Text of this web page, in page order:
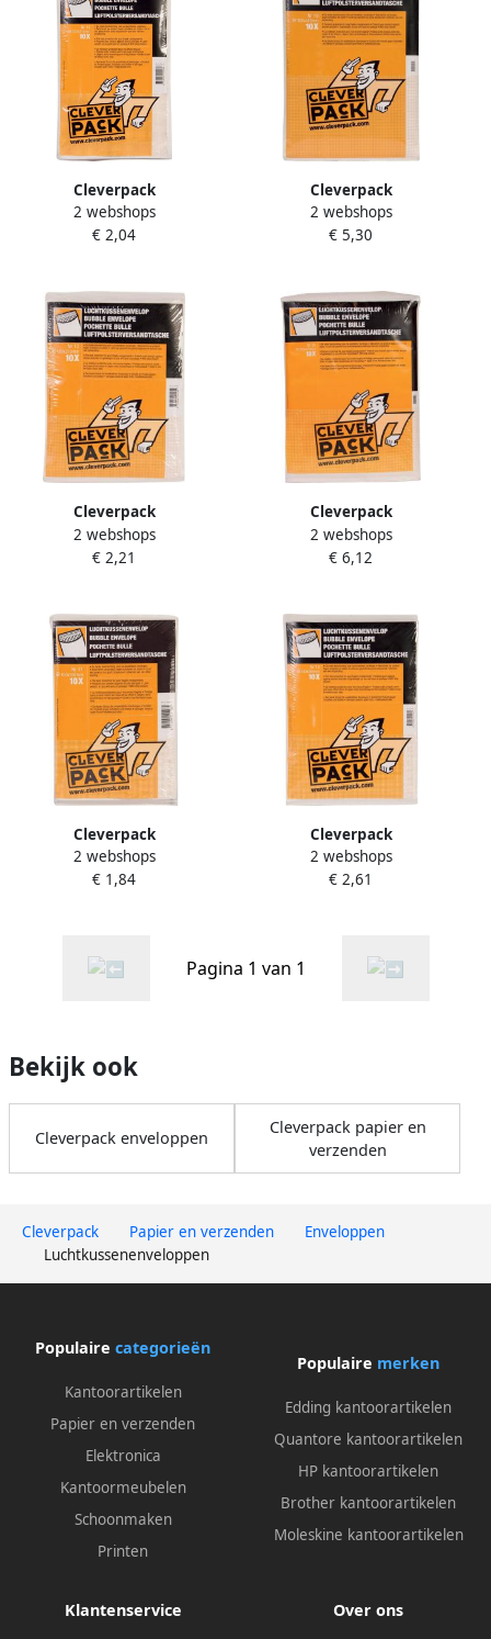
Cleverpack Papier en verzenden
Enveloppen
Luchtkussenenveloppen
Cleverpack
luchtkussenenveloppen ft
120 x 215 mm met
2 webshops
€ 2,04
Cleverpack
luchtkussenenveloppen ft
300 x 445 mm met
2 webshops
€ 5,30
Cleverpack
luchtkussenenveloppen ft
150 x 215 mm met
2 webshops
€ 2,21
Cleverpack
luchtkussenenveloppen ft
350 x 470 mm met
2 webshops
€ 6,12
Cleverpack
luchtkussenenveloppen ft
100 x 165 mm met
2 webshops
€ 1,84
Cleverpack
luchtkussenenveloppen ft
180 x 265 mm met
2 webshops
€ 2,61
Pagina 1 van 1
Bekijk ook
Cleverpack enveloppen
Cleverpack papier en
verzenden
Populaire categorieën
Kantoorartikelen
Papier en verzenden
Elektronica
Kantoormeubelen
Schoonmaken
Printen
Populaire merken
Edding kantoorartikelen
Quantore kantoorartikelen
HP kantoorartikelen
Brother kantoorartikelen
Moleskine kantoorartikelen
Klantenservice Over ons